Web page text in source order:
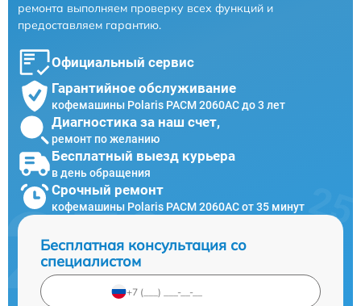
ремонта выполняем проверку всех функций и
предоставляем гарантию.
Официальный сервис
Гарантийное обслуживание
кофемашины Polaris PACM 2060AC до 3 лет
Диагностика за наш счет,
ремонт по желанию
Бесплатный выезд курьера
в день обращения
Срочный ремонт
кофемашины Polaris PACM 2060AC от 35 минут
Бесплатная консультация со
специалистом